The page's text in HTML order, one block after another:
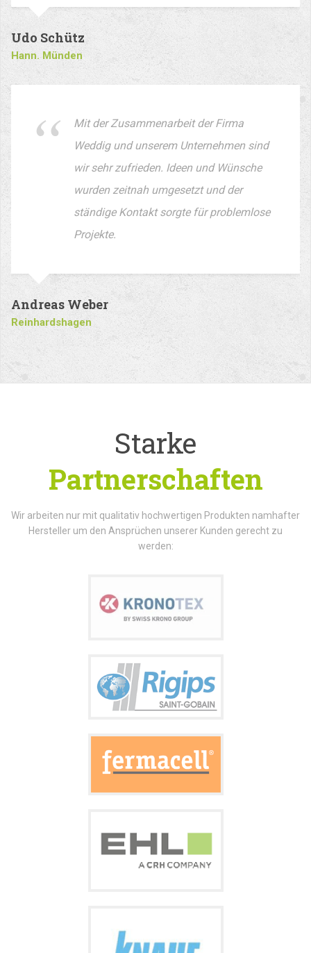
Udo Schütz
Hann. Münden
Mit der Zusammenarbeit der Firma
Weddig und unserem Unternehmen sind
wir sehr zufrieden. Ideen und Wünsche
wurden zeitnah umgesetzt und der
ständige Kontakt sorgte für problemlose
Projekte.
Andreas Weber
Reinhardshagen
Starke
Partnerschaften
Wir arbeiten nur mit qualitativ hochwertigen Produkten namhafter
Hersteller um den Ansprüchen unserer Kunden gerecht zu
werden: